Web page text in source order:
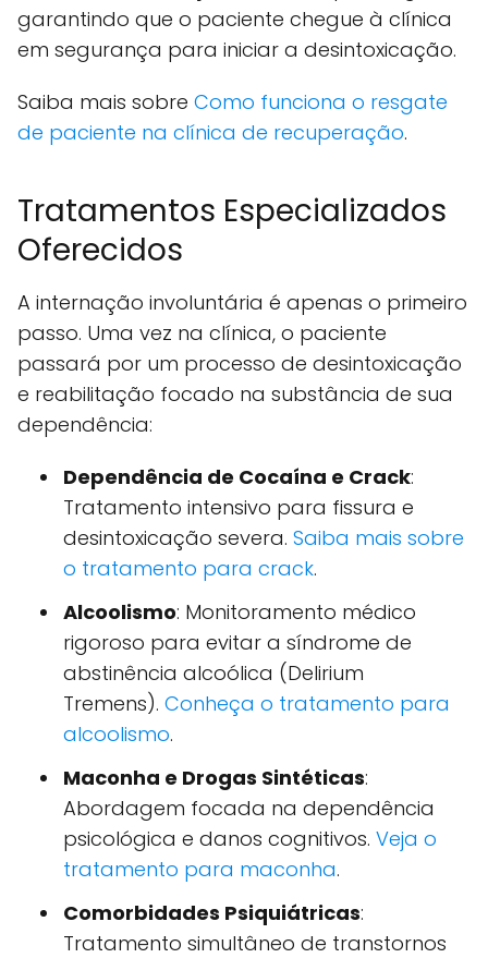
garantindo que o paciente chegue à clínica
em segurança para iniciar a desintoxicação.
Saiba mais sobre Como funciona o resgate
de paciente na clínica de recuperação.
Tratamentos Especializados
Oferecidos
A internação involuntária é apenas o primeiro
passo. Uma vez na clínica, o paciente
passará por um processo de desintoxicação
e reabilitação focado na substância de sua
dependência:
Dependência de Cocaína e Crack:
Tratamento intensivo para fissura e
desintoxicação severa. Saiba mais sobre
o tratamento para crack.
Alcoolismo: Monitoramento médico
rigoroso para evitar a síndrome de
abstinência alcoólica (Delirium
Tremens). Conheça o tratamento para
alcoolismo.
Maconha e Drogas Sintéticas:
Abordagem focada na dependência
psicológica e danos cognitivos. Veja o
tratamento para maconha.
Comorbidades Psiquiátricas:
Tratamento simultâneo de transtornos